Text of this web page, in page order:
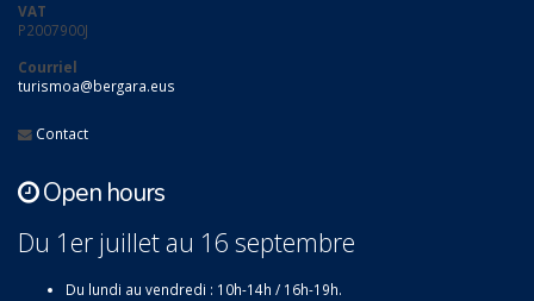
VAT
P2007900J
Courriel
turismoa@bergara.eus
Contact
Open hours
Du 1er juillet au 16 septembre
Du lundi au vendredi : 10h-14h / 16h-19h.